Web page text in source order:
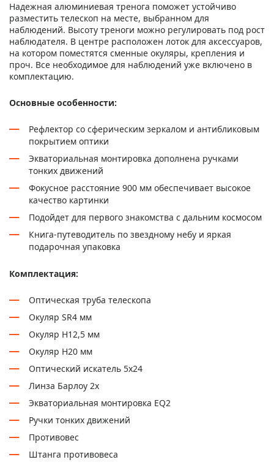
Надежная алюминиевая тренога поможет устойчиво
разместить телескоп на месте, выбранном для
наблюдений. Высоту треноги можно регулировать под рост
наблюдателя. В центре расположен лоток для аксессуаров,
на котором поместятся сменные окуляры, крепления и
проч. Все необходимое для наблюдений уже включено в
комплектацию.
Основные особенности:
Рефлектор со сферическим зеркалом и антибликовым
покрытием оптики
Экваториальная монтировка дополнена ручками
тонких движений
Фокусное расстояние 900 мм обеспечивает высокое
качество картинки
Подойдет для первого знакомства с дальним космосом
Книга-путеводитель по звездному небу и яркая
подарочная упаковка
Комплектация:
Оптическая труба телескопа
Окуляр SR4 мм
Окуляр H12,5 мм
Окуляр H20 мм
Оптический искатель 5х24
Линза Барлоу 2х
Экваториальная монтировка EQ2
Ручки тонких движений
Противовес
Штанга противовеса